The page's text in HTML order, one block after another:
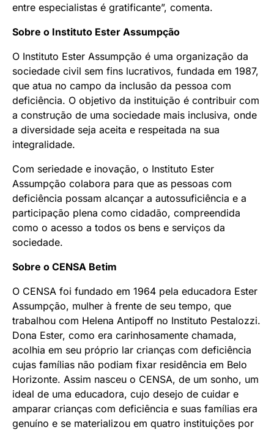
entre especialistas é gratificante”, comenta.
Sobre o Instituto Ester Assumpção
O Instituto Ester Assumpção é uma organização da
sociedade civil sem fins lucrativos, fundada em 1987,
que atua no campo da inclusão da pessoa com
deficiência. O objetivo da instituição é contribuir com
a construção de uma sociedade mais inclusiva, onde
a diversidade seja aceita e respeitada na sua
integralidade.
Com seriedade e inovação, o Instituto Ester
Assumpção colabora para que as pessoas com
deficiência possam alcançar a autossuficiência e a
participação plena como cidadão, compreendida
como o acesso a todos os bens e serviços da
sociedade.
Sobre o CENSA Betim
O CENSA foi fundado em 1964 pela educadora Ester
Assumpção, mulher à frente de seu tempo, que
trabalhou com Helena Antipoff no Instituto Pestalozzi.
Dona Ester, como era carinhosamente chamada,
acolhia em seu próprio lar crianças com deficiência
cujas famílias não podiam fixar residência em Belo
Horizonte. Assim nasceu o CENSA, de um sonho, um
ideal de uma educadora, cujo desejo de cuidar e
amparar crianças com deficiência e suas famílias era
genuíno e se materializou em quatro instituições por